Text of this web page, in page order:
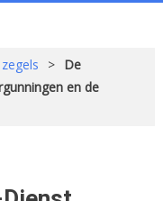
> De
en de